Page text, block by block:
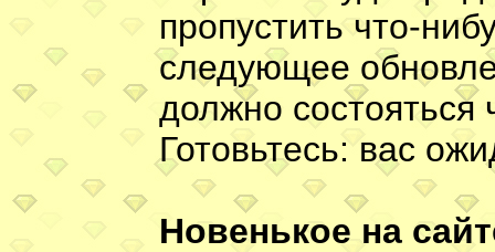
пропустить что-
следующее
должно
Готовьтесь: вас
Новенькое на